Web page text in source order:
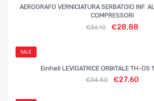
AEROGRAFO VERNICIATURA SERBATOIO INF.
COMPRESSORI
€36.10 €28.88
SALE
Einhell LEVIGATRICE ORBITALE TH-OS
€34.50 €27.60